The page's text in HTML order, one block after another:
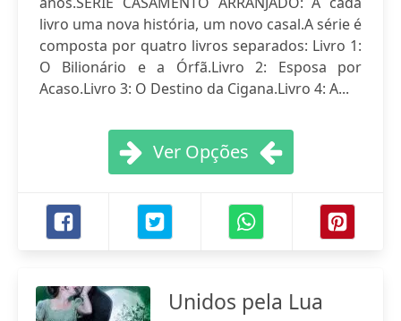
livro uma nova história, um novo casal.A série é
composta por quatro livros separados: Livro 1:
O Bilionário e a Órfã.Livro 2: Esposa por
Acaso.Livro 3: O Destino da Cigana.Livro 4: A...
Ver Opções
Unidos pela Lua